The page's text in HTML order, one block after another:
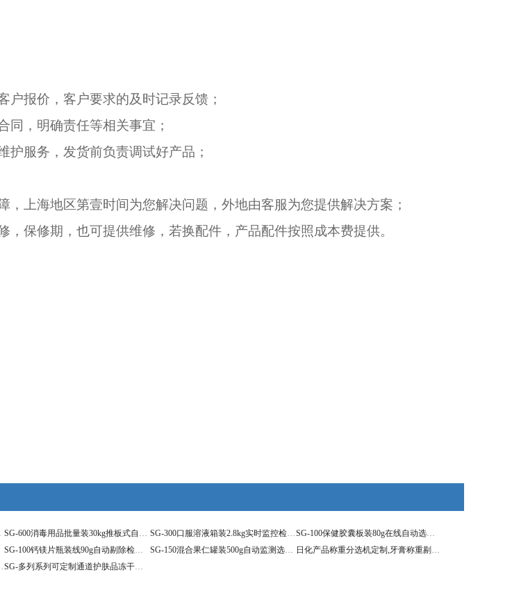
户报价，客户要求的及时记录反馈；
同，明确责任等相关事宜；
护服务，发货前负责调试好产品；
，上海地区第壹时间为您解决问题，外地由客服为您提供解决方案；
，保修期，也可提供维修，若换配件，产品配件按照成本费提供。
重仪 SG-600消毒用品批量装30kg推板式自动分拣设备 SG-300口服溶液箱装2.8kg实时监控检重机
SG-100保健胶囊板装80g在线自动选别秤
SG-100钙镁片瓶装线90g自动剔除检重秤 SG-150混合果仁罐装500g自动监测选别秤
日化产品称重分选机定制,牙膏称重剔除机
重分选机
SG-多列系列可定制通道护肤品冻干粉自动检重机